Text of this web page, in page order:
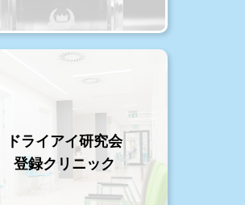
ドライアイ研究会
登録クリニック